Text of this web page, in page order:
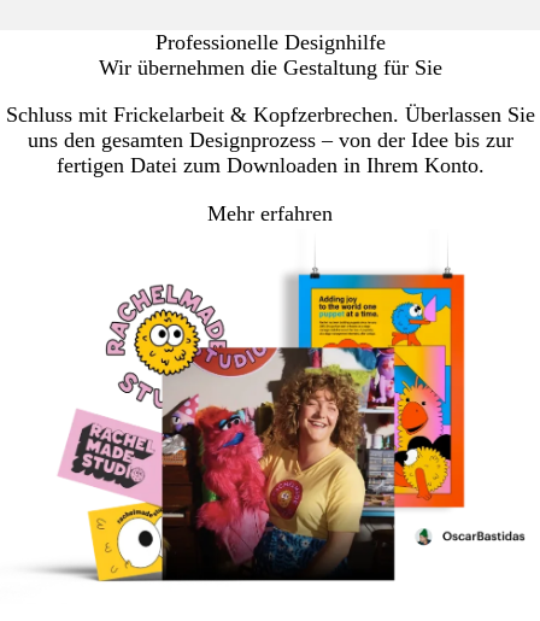
Professionelle Designhilfe
Wir übernehmen die Gestaltung für Sie
Schluss mit Frickelarbeit & Kopfzerbrechen. Überlassen Sie
uns den gesamten Designprozess – von der Idee bis zur
fertigen Datei zum Downloaden in Ihrem Konto.
Mehr erfahren